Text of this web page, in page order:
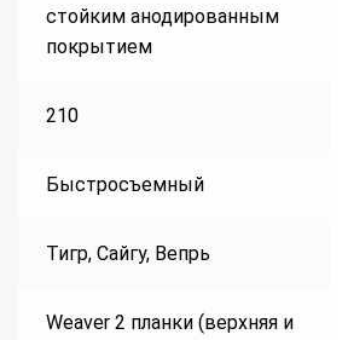
стойким анодированным
покрытием
210
Быстросъемный
Тигр, Сайгу, Вепрь
Weaver 2 планки (верхняя и